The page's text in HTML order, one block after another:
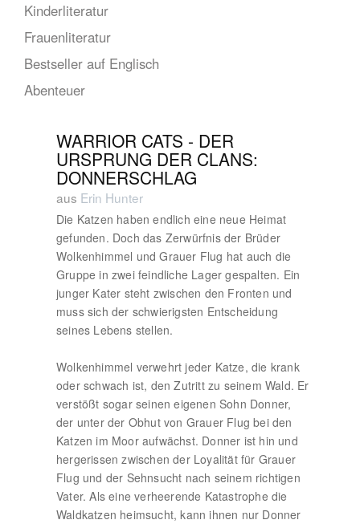
Kinderliteratur
Frauenliteratur
Bestseller auf Englisch
Abenteuer
WARRIOR CATS - DER
URSPRUNG DER CLANS:
DONNERSCHLAG
aus Erin Hunter
Die Katzen haben endlich eine neue Heimat
gefunden. Doch das Zerwürfnis der Brüder
Wolkenhimmel und Grauer Flug hat auch die
Gruppe in zwei feindliche Lager gespalten. Ein
junger Kater steht zwischen den Fronten und
muss sich der schwierigsten Entscheidung
seines Lebens stellen.
Wolkenhimmel verwehrt jeder Katze, die krank
oder schwach ist, den Zutritt zu seinem Wald. Er
verstößt sogar seinen eigenen Sohn Donner,
der unter der Obhut von Grauer Flug bei den
Katzen im Moor aufwächst. Donner ist hin und
hergerissen zwischen der Loyalität für Grauer
Flug und der Sehnsucht nach seinem richtigen
Vater. Als eine verheerende Katastrophe die
Waldkatzen heimsucht, kann ihnen nur Donner